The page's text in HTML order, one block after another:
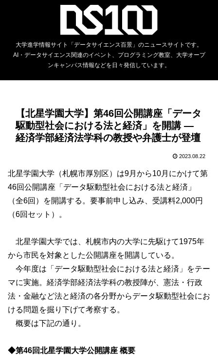
大学進学情報サイト「データサイエンス百景」のニュースサイトです。
AI・データサイエンス関連のイベント、プログラミング教室、大学オープ
ンキャンパス情報などを日々発信しています。
【北星学園大学】第46回公開講座「データ
駆動型社会における法と経済」を開講 —
経済学部経済法学科の教授や弁護士が登壇
2023.08.22
北星学園大学（札幌市厚別区）は9月から10月にかけて第
46回公開講座「データ駆動型社会における法と経済」
（全6回）を開講する。要事前申し込み、受講料2,000円
（6回セット）。
北星学園大学では、札幌市内の大学に先駆けて1975年
から市民を対象とした公開講座を開講している。
今年度は「データ駆動型社会における法と経済」をテー
マに実施。経済学部経済法学科の教授陣が、憲法・行政
法・金融など法と経済の各分野からデータ駆動型社会にお
ける問題を掘り下げて考察する。
概要は下記の通り。
◆第46回北星学園大学公開講座 概要